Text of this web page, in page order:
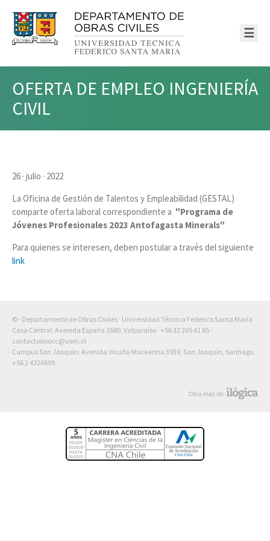
☰
OFERTA DE EMPLEO INGENIERÍA
CIVIL
26 · julio · 2022
La Oficina de Gestión de Talentos y Empleabilidad (GESTAL)
comparte oferta laboral correspondiente a "Programa de
Jóvenes Profesionales 2023 Antofagasta Minerals"
Para quienes se interesen, deben postular a través del siguiente
link
© · Departamento de Obras Civiles · Universidad Técnica Federico Santa María
Casa Central: Avenida España 1680, Valparaíso · +56 32 265 41 85 ·
contactodoocc@usm.cl
Campus San Joaquín: Avenida Vicuña Mackenna 3939, San Joaquín, Santiago. ·
+56 2 4326609